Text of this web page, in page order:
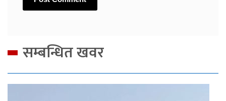
सम्बन्धित खवर